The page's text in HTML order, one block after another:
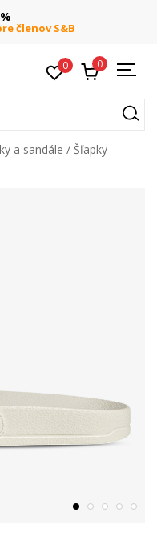
členov S&B
0 0
a sandále
Šľapky